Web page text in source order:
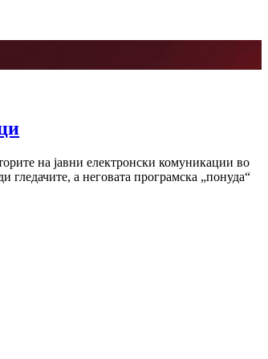
на јавни електронски комуникации во
гледачите, а неговата програмска „понуда“